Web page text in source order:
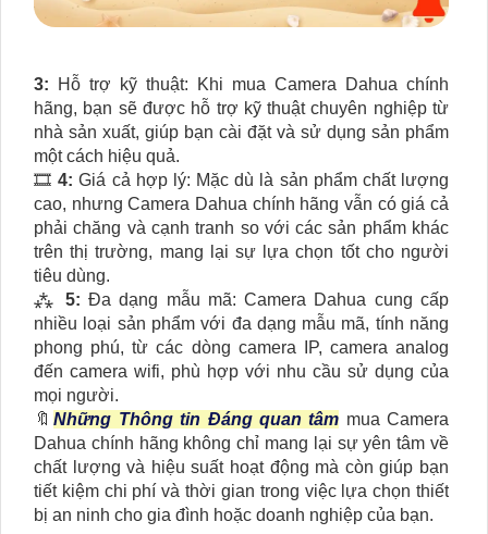
3: Hỗ trợ kỹ thuật: Khi mua Camera Dahua chính
hãng, bạn sẽ được hỗ trợ kỹ thuật chuyên nghiệp từ
nhà sản xuất, giúp bạn cài đặt và sử dụng sản phẩm
một cách hiệu quả.
🎞4: Giá cả hợp lý: Mặc dù là sản phẩm chất lượng
cao, nhưng Camera Dahua chính hãng vẫn có giá cả
phải chăng và cạnh tranh so với các sản phẩm khác
trên thị trường, mang lại sự lựa chọn tốt cho người
tiêu dùng.
⁂ 5: Đa dạng mẫu mã: Camera Dahua cung cấp
nhiều loại sản phẩm với đa dạng mẫu mã, tính năng
phong phú, từ các dòng camera IP, camera analog
đến camera wifi, phù hợp với nhu cầu sử dụng của
mọi người.
🔖Những Thông tin Đáng quan tâm mua Camera
Dahua chính hãng không chỉ mang lại sự yên tâm về
chất lượng và hiệu suất hoạt động mà còn giúp bạn
tiết kiệm chi phí và thời gian trong việc lựa chọn thiết
bị an ninh cho gia đình hoặc doanh nghiệp của bạn.